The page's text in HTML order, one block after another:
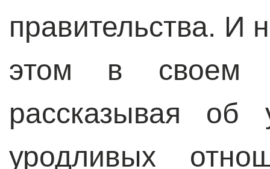
правительства. И
этом в своем
рассказывая
уродливых